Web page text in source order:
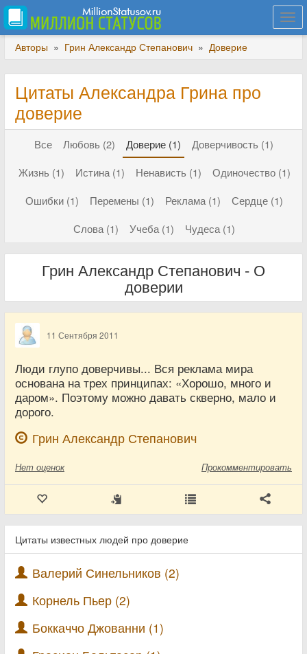
Авторы » Грин Александр Степанович » Доверие
Цитаты Александра Грина про
доверие
Все Любовь (2) Доверие (1)
Доверчивость (1)
Жизнь (1)
Истина (1) Ненависть (1)
Одиночество (1)
Ошибки (1)
Перемены (1) Реклама (1)
Сердце (1)
Слова (1)
Учеба (1) Чудеса (1)
Грин Александр Степанович - О
доверии
11 Сентября 2011
Люди глупо доверчивы... Вся реклама мира
основана на трех принципах: «Хорошо, много и
даром». Поэтому можно давать скверно, мало и
дорого.
Грин Александр Степанович
Нет оценок Прокомментировать
Цитаты известных людей про доверие
Валерий Синельников (2)
Корнель Пьер (2)
Боккаччо Джованни (1)